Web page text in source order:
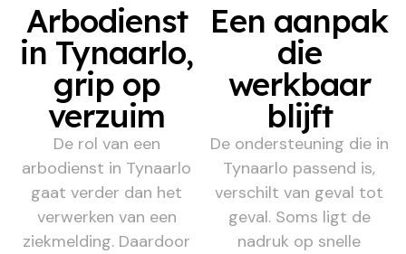
Arbodienst
in Tynaarlo,
grip op
verzuim
De rol van een
arbodienst in Tynaarlo
gaat verder dan het
verwerken van een
ziekmelding. Daardoor
Een aanpak
die
werkbaar
blijft
De ondersteuning die in
Tynaarlo passend is,
verschilt van geval tot
geval. Soms ligt de
nadruk op snelle